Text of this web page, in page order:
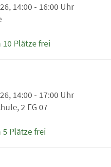
14:00 - 16:00 Uhr
10 Plätze frei
14:00 - 17:00 Uhr
2 EG 07
5 Plätze frei